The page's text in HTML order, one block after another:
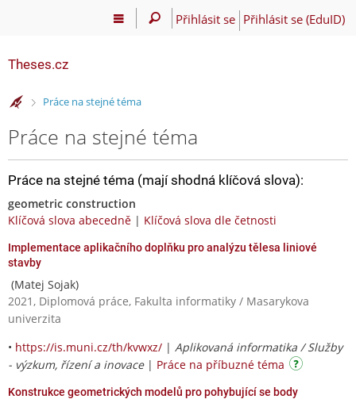
Přihlásit se Přihlásit se (EduID)
Theses.cz
>Práce na stejné téma
Práce na stejné téma
Práce na stejné téma (mají shodná klíčová slova):
geometric construction
Klíčová slova abecedně | Klíčová slova dle četnosti
Implementace aplikačního doplňku pro analýzu tělesa liniové
stavby
(Matej Sojak)
2021, Diplomová práce, Fakulta informatiky / Masarykova
univerzita
• https://is.muni.cz/th/kvwxz/ | Aplikovaná informatika / Služby
- výzkum, řízení a inovace| Práce na příbuzné téma
Konstrukce geometrických modelů pro pohybující se body